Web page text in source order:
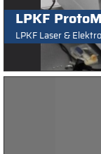
LPKF
LPKF Laser &